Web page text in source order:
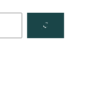
Facebook